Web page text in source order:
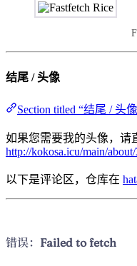
结尾 / 头像
Section titled “结尾 / 头
如果您需要我的头像，请
http://kokosa.icu/main/
以下是评论区，仓库在